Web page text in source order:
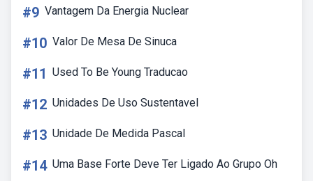
#9 Vantagem Da Energia Nuclear
#10 Valor De Mesa De Sinuca
#11 Used To Be Young Traducao
#12 Unidades De Uso Sustentavel
#13 Unidade De Medida Pascal
#14 Uma Base Forte Deve Ter Ligado Ao Grupo Oh